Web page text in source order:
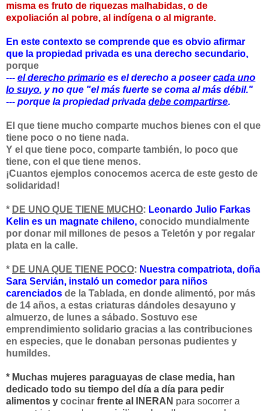
misma es fruto de riquezas malhabidas, o de
expoliación al pobre, al indígena o al migrante.
En este contexto se comprende que es obvio afirmar
que la propiedad privada es una derecho secundario,
porque
--- el derecho primario es el derecho a poseercada uno
lo suyo, y no que "el más fuerte se coma al más débil."
--- porque la propiedad privada debe compartirse.
El que tiene mucho comparte muchos bienes con el que
tiene poco o no tiene nada.
Y el que tiene poco, comparte también, lo poco que
tiene, con el que tiene menos.
¡Cuantos ejemplos conocemos acerca de este gesto de
solidaridad!
* DE UNO QUE TIENE MUCHO: Leonardo Julio Farkas
Kelin es un magnate chileno, conocido mundialmente
por donar mil millones de pesos a Teletón y por regalar
plata en la calle.
* DE UNA QUE TIENE POCO: Nuestra compatriota, doña
Sara Servián, instaló un comedor para niños
carenciados de la Tablada, en donde alimentó, por más
de 14 años, a estas criaturas dándoles desayuno y
almuerzo, de lunes a sábado. Sostuvo ese
emprendimiento solidario gracias a las contribuciones
en especies, que le donaban personas pudientes y
humildes.
* Muchas mujeres paraguayas de clase media, han
dedicado todo su tiempo del día a día para pedir
alimentos y cocinar frente al INERAN para socorrer a